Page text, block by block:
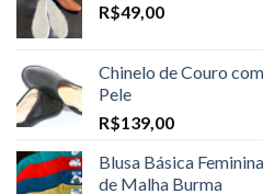
R$49,00
Chinelo de Couro com
Pele
R$139,00
Blusa Básica Feminina
de Malha Burma